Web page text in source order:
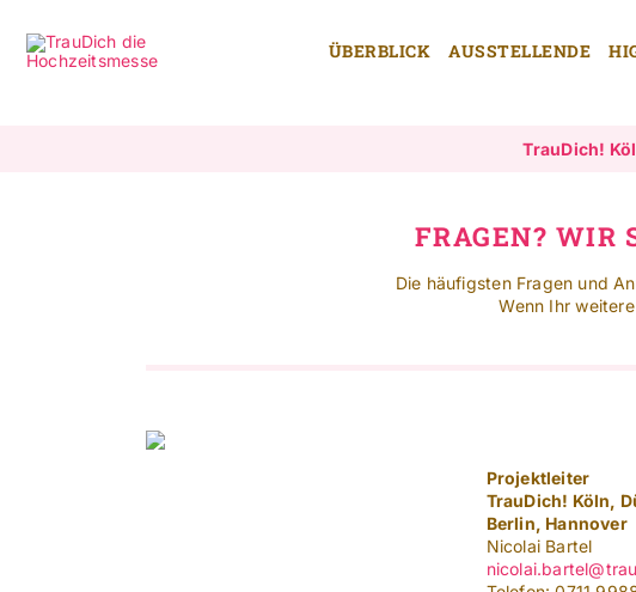
Inhalt
springen
ÜBERBLICK AUSSTELLENDE
TrauDich!
FRAGEN? WIR
Die häufigsten Fragen und
Wenn Ihr
Projektleiter
TrauDich! Köln,
Berlin, Hannover
Nicolai Bartel